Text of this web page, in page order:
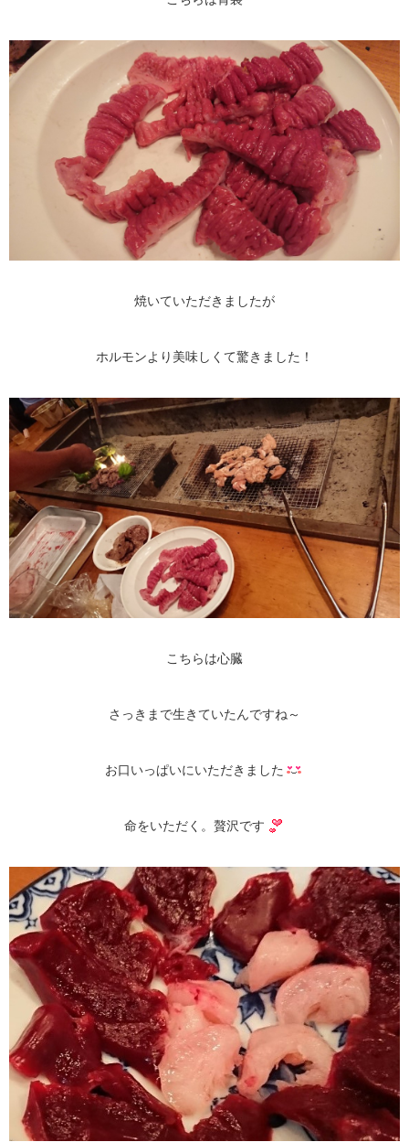
焼いていただきましたが
ホルモンより美味しくて驚きました！
こちらは心臓
さっきまで生きていたんですね～
お口いっぱいにいただきました
命をいただく。贅沢です